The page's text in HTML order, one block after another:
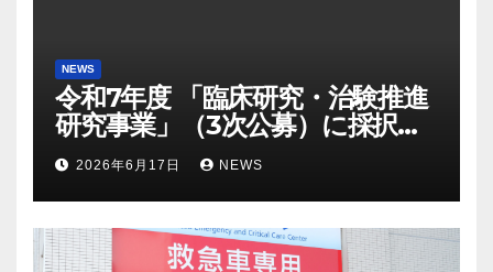
NEWS
令和7年度 「臨床研究・治験推進
研究事業」（3次公募）に採択さ
れました
2026年6月17日 NEWS